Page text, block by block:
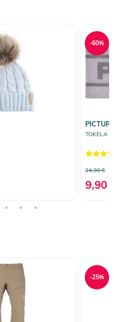
PICTURE
TOKELA
24,90 €
9,90
-60%
-25%